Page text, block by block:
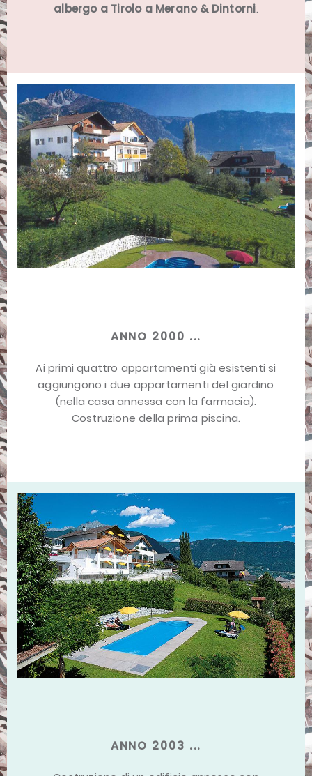
albergo a Tirolo a Merano & Dintorni.
ANNO 2000 ...
Ai primi quattro appartamenti già esistenti si
aggiungono i due appartamenti del giardino
(nella casa annessa con la farmacia).
Costruzione della prima piscina.
ANNO 2003 ...